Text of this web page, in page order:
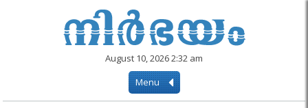
August 10, 2026 2:32 am
Menu